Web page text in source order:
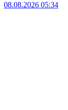
08.08.2026 05:34